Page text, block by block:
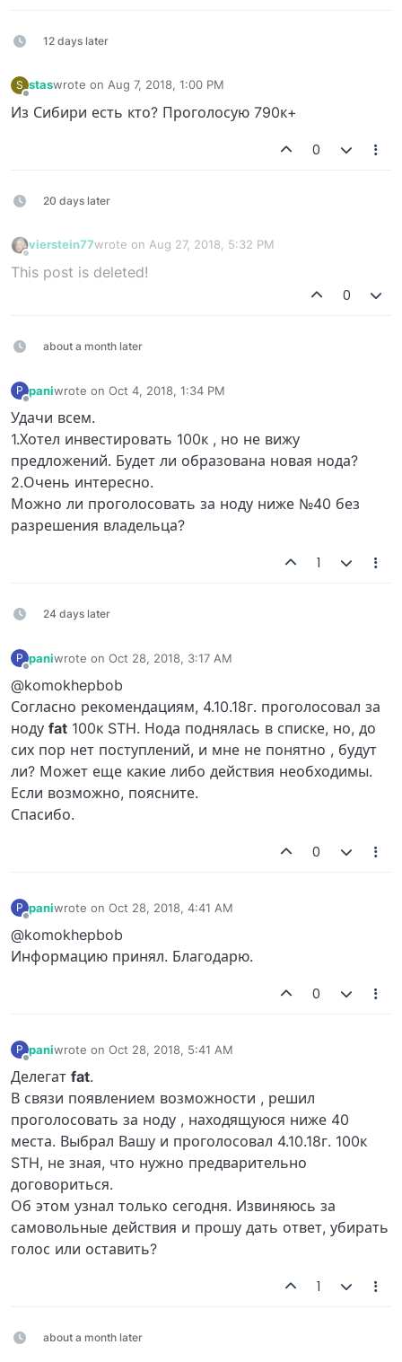
12 days later
S staswrote on Aug 7, 2018, 1:00 PM
last edited by
Из Сибири есть кто? Проголосую 790к+
0
20 days later
vierstein77wrote on Aug 27, 2018, 5:32 PM
last edited by
This post is deleted!
0
about a month later
P paniwrote on Oct 4, 2018, 1:34 PM
last edited by
Удачи всем.
1.Хотел инвестировать 100к , но не вижу
предложений. Будет ли образована новая нода?
2.Очень интересно.
Можно ли проголосовать за ноду ниже №40 без
разрешения владельца?
1
24 days later
P paniwrote on Oct 28, 2018, 3:17 AM
last edited by
@komokhepbob
Согласно рекомендациям, 4.10.18г. проголосовал за
ноду fat 100к STH. Нода поднялась в списке, но, до
сих пор нет поступлений, и мне не понятно , будут
ли? Может еще какие либо действия необходимы.
Если возможно, поясните.
Спасибо.
0
P paniwrote on Oct 28, 2018, 4:41 AM
last edited by
@komokhepbob
Информацию принял. Благодарю.
0
P paniwrote on Oct 28, 2018, 5:41 AM
last edited by
Делегат fat.
В связи появлением возможности , решил
проголосовать за ноду , находящуюся ниже 40
места. Выбрал Вашу и проголосовал 4.10.18г. 100к
STH, не зная, что нужно предварительно
договориться.
Об этом узнал только сегодня. Извиняюсь за
самовольные действия и прошу дать ответ, убирать
голос или оставить?
1
about a month later